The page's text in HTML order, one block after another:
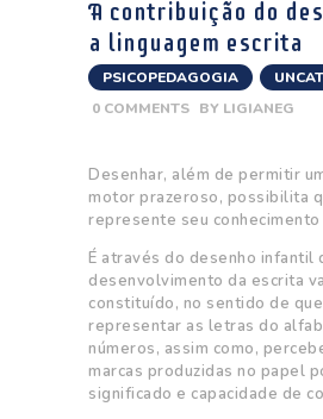
A contribuição do
a linguagem escrita
PSICOPEDAGOGIA
0 COMMENTS BY LIGIANEG
Desenhar, além de permitir
motor prazeroso, possibilita
represente seu conhecimento
É através do desenho infantil
desenvolvimento da escrita
constituído, no sentido de
representar as letras do
números, assim como,
marcas produzidas no papel
significado e capacidade de